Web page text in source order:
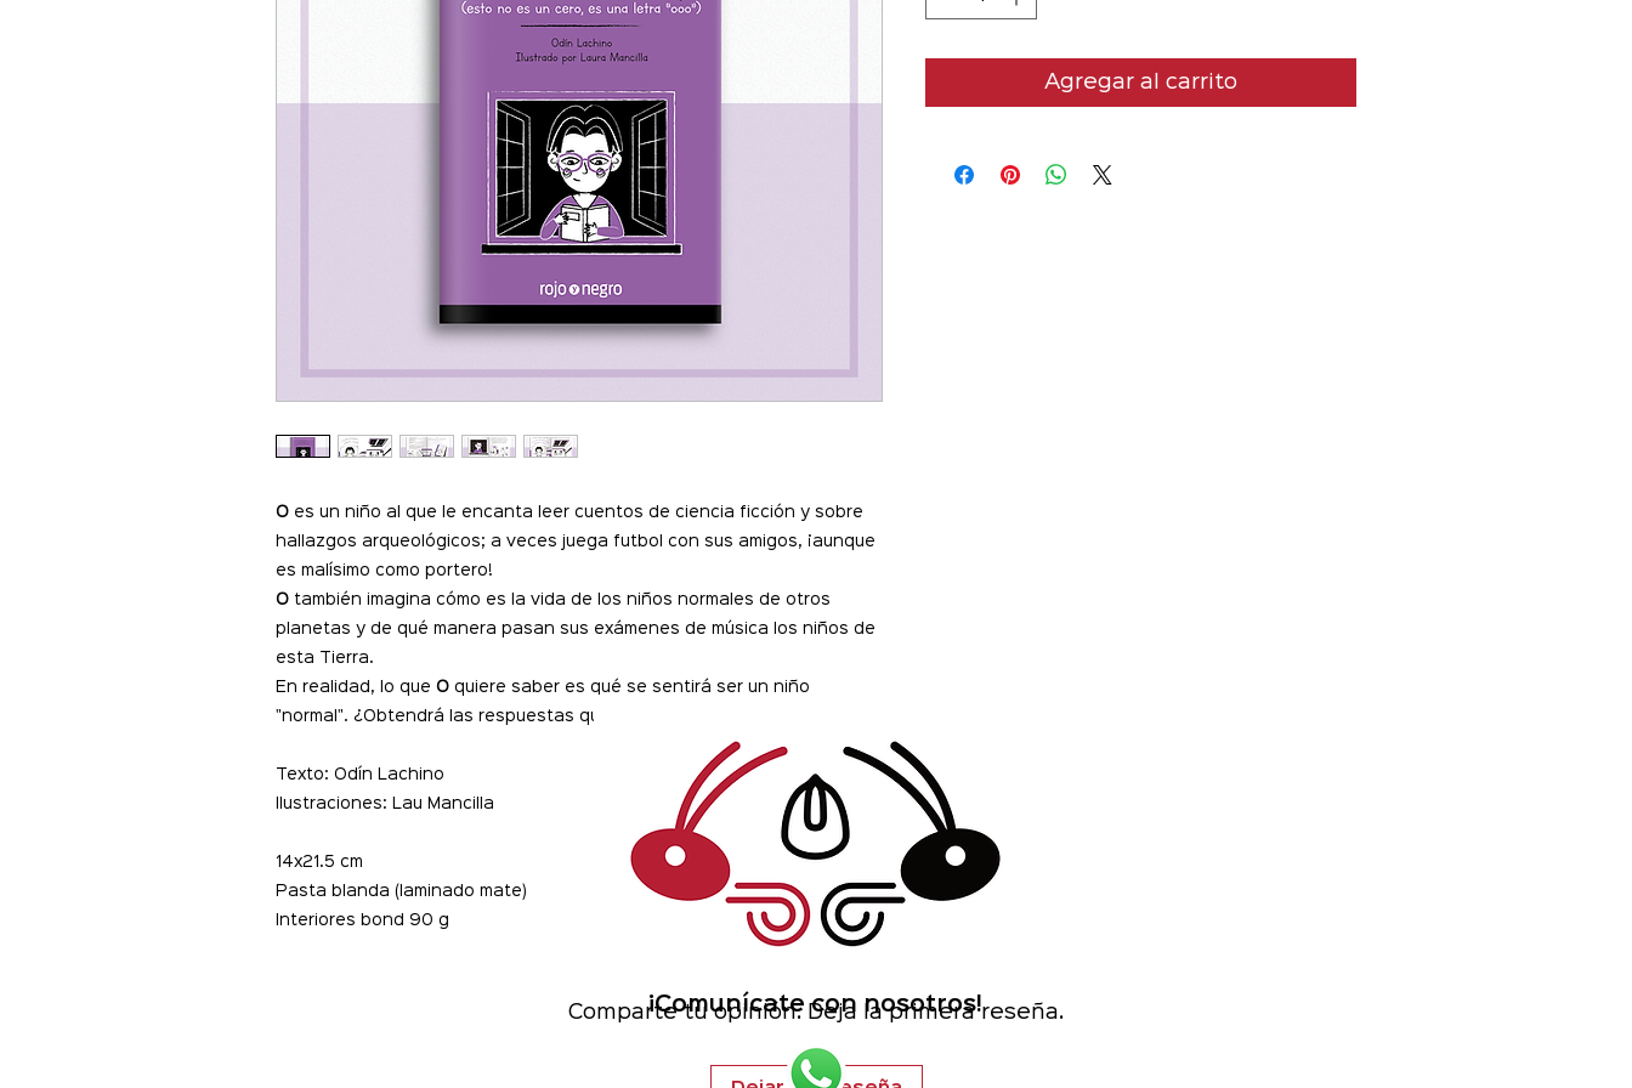
O es un niño al que le encanta leer cuentos de ciencia ficción y sobre
hallazgos arqueológicos; a veces juega futbol con sus amigos, ¡aunque
es malísimo como portero!
O también imagina cómo es la vida de los niños normales de otros
planetas y de qué manera pasan sus exámenes de música los niños de
esta Tierra.
En realidad, lo que O quiere saber es qué se sentirá ser un niño
"normal". ¿Obtendrá las respuestas que busca? ¡Conoce su historia!
Texto: Odín Lachino
Ilustraciones: Lau Mancilla
14x21.5 cm
Pasta blanda (laminado mate)
Interiores bond 90 g
Agregar al carrito
Comparte tu opinión. Deja la primera reseña.
¡Comunícate con nosotros!